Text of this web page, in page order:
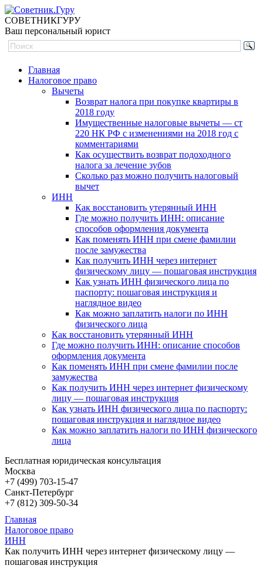
СОВЕТНИКГУРУ
Ваш персональный юрист
Главная
Налоговое право
Вычеты
Возврат налога при покупке квартиры в
2018 году
Имущественные налоговые вычеты — ст
220 НК РФ с изменениями на 2018 год с
комментариями
Как осуществить возврат подоходного
налога за лечение зубов
Сколько раз можно получить налоговый
вычет
ИНН
Как восстановить утерянный ИНН
Где можно получить ИНН: описание
способов оформления документа
Как поменять ИНН при смене фамилии
после замужества
Как получить ИНН через интернет
физическому лицу — пошаговая инструкция
Как узнать ИНН физического лица по
паспорту: пошаговая инструкция и
наглядное видео
Как можно заплатить налоги по ИНН
физического лица
Как восстановить утерянный ИНН
Где можно получить ИНН: описание способов
оформления документа
Как поменять ИНН при смене фамилии после
замужества
Как получить ИНН через интернет физическому
лицу — пошаговая инструкция
Как узнать ИНН физического лица по паспорту:
пошаговая инструкция и наглядное видео
Как можно заплатить налоги по ИНН физического
лица
Бесплатная юридическая консультация
Москва
+7 (499) 703-15-47
Санкт-Петербург
+7 (812) 309-50-34
Главная
Налоговое право
ИНН
Как получить ИНН через интернет физическому лицу —
пошаговая инструкция